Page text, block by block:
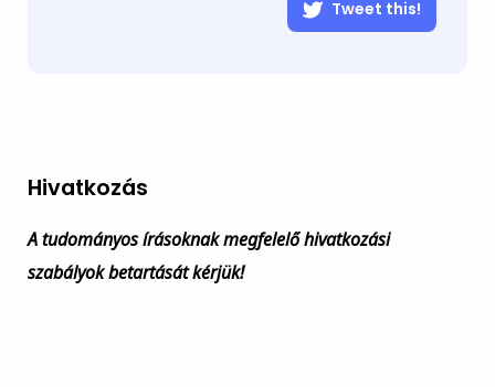
Tweet this!
Hivatkozás
A tudományos írásoknak megfelelő hivatkozási
szabályok betartását kérjük!